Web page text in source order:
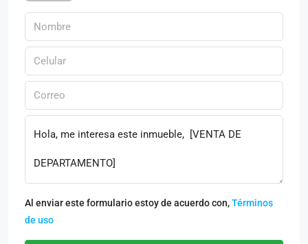
Al enviar este formulario estoy de acuerdo con,Términos
de uso